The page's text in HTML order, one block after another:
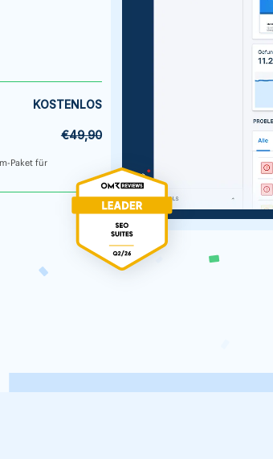
KOSTENLOS
€49,90
Paket für